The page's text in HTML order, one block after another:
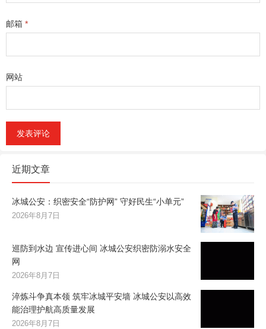
邮箱 *
网站
近期文章
冰城公安：织密安全“防护网” 守好民生“小单元”
2026年8月7日
巡防到水边 宣传进心间 冰城公安织密防溺水安全
网
2026年8月7日
淬炼斗争真本领 筑牢冰城平安墙 冰城公安以高效
能治理护航高质量发展
2026年8月7日